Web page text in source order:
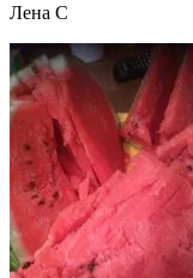
Лена С